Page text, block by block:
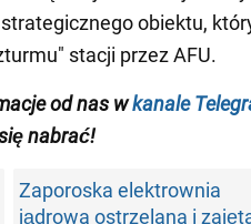
obiektu,
stacji przez AFU.
od nas wkanale
nabrać!
Zaporoska elektrownia
jądrowa ostrzelana i